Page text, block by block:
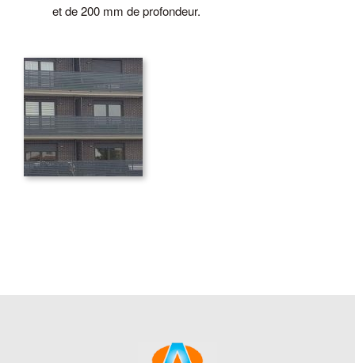
et de 200 mm de profondeur.